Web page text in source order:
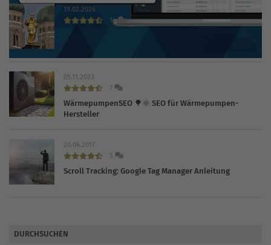
19.02.2026
14
05.11.2023
7
WärmepumpenSEO 🌳🌞 SEO für Wärmepumpen-
Hersteller
20.06.2017
5
Scroll Tracking: Google Tag Manager Anleitung
DURCHSUCHEN